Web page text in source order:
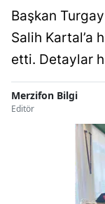
Başkan
Salih Kartal’a
etti. Detaylar
Merzifon Bilgi
Editör